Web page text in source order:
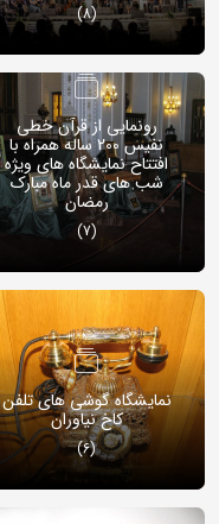
(8)
رونمایی از قرآن خطی
نفیس 200 ساله همراه با
افتتاح نمایشگاه های ویژه
شب های قدر ماه مبارک
رمضان
(7)
نمایشگاه گوشی های تلفن
کاخ نیاوران
(6)